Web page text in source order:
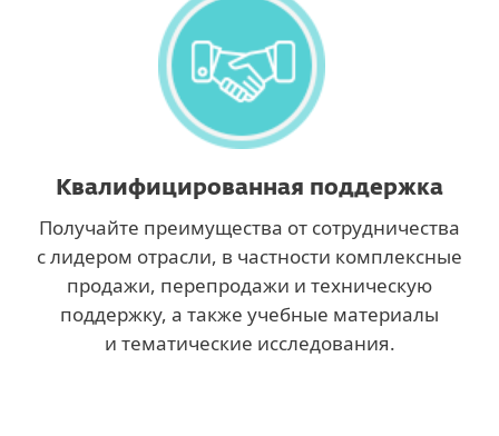
Квалифицированная поддержка
Получайте преимущества от сотрудничества
с лидером отрасли, в частности комплексные
продажи, перепродажи и техническую
поддержку, а также учебные материалы
и тематические исследования.